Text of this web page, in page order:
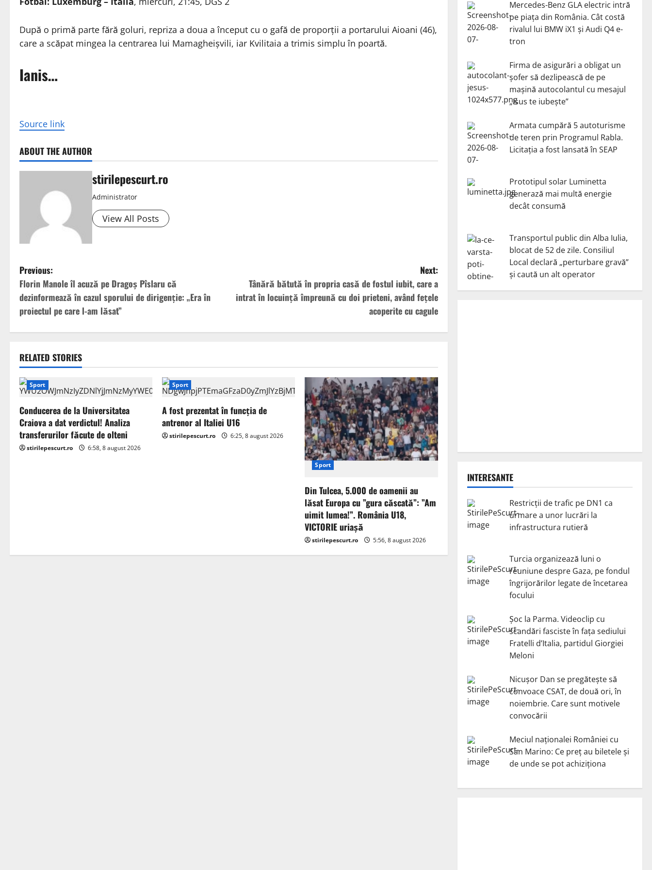
După o primă parte fără goluri, repriza a doua a început cu o gafă de proporţii a portarului Aioani (46),
care a scăpat mingea la centrarea lui Mamagheişvili, iar Kvilitaia a trimis simplu în poartă.
Ianis…
Source link
ABOUT THE AUTHOR
stirilepescurt.ro
Administrator
View All Posts
P
o
s
t
n
a
v
i
g
a
Previous:
Florin Manole îl acuză pe Dragoș Pîslaru că
dezinformează în cazul sporului de dirigenție: „Era în
proiectul pe care l-am lăsat”
Next:
Tânără bătută în propria casă de fostul iubit, care a
intrat în locuinţă împreună cu doi prieteni, având feţele
acoperite cu cagule
RELATED STORIES
Sport
Conducerea de la Universitatea
Craiova a dat verdictul! Analiza
transferurilor făcute de olteni
stirilepescurt.ro 6:58, 8 august 2026
Sport
A fost prezentat în funcția de
antrenor al Italiei U16
stirilepescurt.ro 6:25, 8 august 2026
Sport
Din Tulcea, 5.000 de oamenii au
lăsat Europa cu ”gura căscată”: ”Am
uimit lumea!”. România U18,
VICTORIE uriașă
stirilepescurt.ro 5:56, 8 august 2026
Mercedes-Benz GLA electric intră
pe piața din România. Cât costă
rivalul lui BMW iX1 și Audi Q4 e-
tron
Firma de asigurări a obligat un
șofer să dezlipească de pe
mașină autocolantul cu mesajul
„Isus te iubește”
Armata cumpără 5 autoturisme
de teren prin Programul Rabla.
Licitația a fost lansată în SEAP
Prototipul solar Luminetta
generază mai multă energie
decât consumă
Transportul public din Alba Iulia,
blocat de 52 de zile. Consiliul
Local declară „perturbare gravă”
și caută un alt operator
INTERESANTE
Restricții de trafic pe DN1 ca
urmare a unor lucrări la
infrastructura rutieră
Turcia organizează luni o
reuniune despre Gaza, pe fondul
îngrijorărilor legate de încetarea
focului
Șoc la Parma. Videoclip cu
scandări fasciste în fața sediului
Fratelli d’Italia, partidul Giorgiei
Meloni
Nicuşor Dan se pregăteşte să
convoace CSAT, de două ori, în
noiembrie. Care sunt motivele
convocării
Meciul naționalei României cu
San Marino: Ce preț au biletele și
de unde se pot achiziționa